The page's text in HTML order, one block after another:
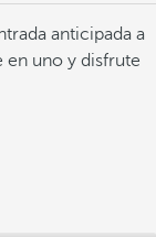
anticipada a
en uno y disfrute